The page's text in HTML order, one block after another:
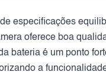
especificações
oferece boa
bateria é um ponto
a